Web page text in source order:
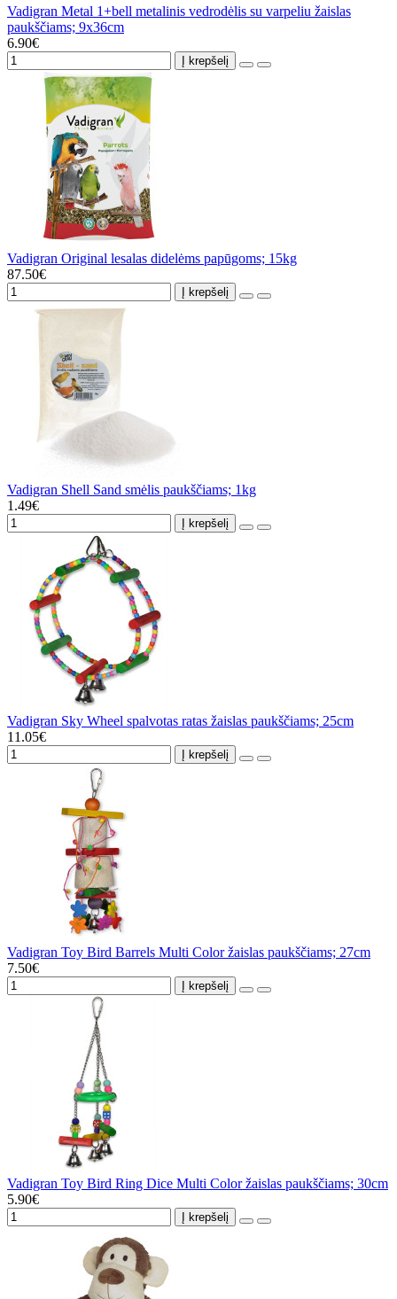
Vadigran Metal 1+bell metalinis vedrodėlis su varpeliu žaislas
paukščiams; 9x36cm
6.90€
Į krepšelį
Vadigran Original lesalas didelėms papūgoms; 15kg
87.50€
Į krepšelį
Vadigran Shell Sand smėlis paukščiams; 1kg
1.49€
Į krepšelį
Vadigran Sky Wheel spalvotas ratas žaislas paukščiams; 25cm
11.05€
Į krepšelį
Vadigran Toy Bird Barrels Multi Color žaislas paukščiams; 27cm
7.50€
Į krepšelį
Vadigran Toy Bird Ring Dice Multi Color žaislas paukščiams; 30cm
5.90€
Į krepšelį